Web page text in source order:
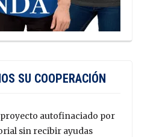
SU COOPERACIÓN
proyecto autofinaciado por
sin recibir ayudas